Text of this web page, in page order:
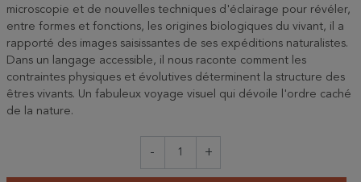
microscopie et de nouvelles techniques d'éclairage pour révéler,
entre formes et fonctions, les origines biologiques du vivant, il a
rapporté des images saisissantes de ses expéditions naturalistes.
Dans un langage accessible, il nous raconte comment les
contraintes physiques et évolutives déterminent la structure des
êtres vivants. Un fabuleux voyage visuel qui dévoile l'ordre caché
de la nature.
- +